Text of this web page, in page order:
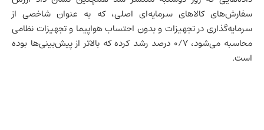
سفارش‌های کالاهای سرمایه‌ای اصلی، که به عنوان شاخصی از
سرمایه‌گذاری در تجهیزات و بدون احتساب هواپیما و تجهیزات نظامی
محاسبه می‌شود، ۰/۷ درصد رشد کرده که بالاتر از پیش‌بینی‌ها بوده
است.